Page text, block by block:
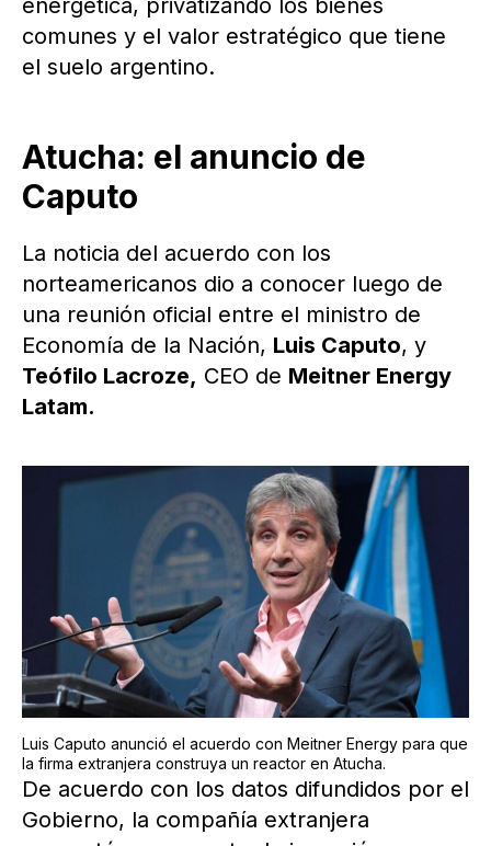
energética, privatizando los bienes
comunes y el valor estratégico que tiene
el suelo argentino.
Atucha: el anuncio de
Caputo
La noticia del acuerdo con los
norteamericanos dio a conocer luego de
una reunión oficial entre el ministro de
Economía de la Nación, Luis Caputo, y
Teófilo Lacroze, CEO de Meitner Energy
Latam.
Luis Caputo anunció el acuerdo con Meitner Energy para que
la firma extranjera construya un reactor en Atucha.
De acuerdo con los datos difundidos por el
Gobierno, la compañía extranjera